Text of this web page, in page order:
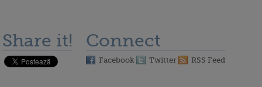
Share it! Connect
Facebook Twitter RSS Feed